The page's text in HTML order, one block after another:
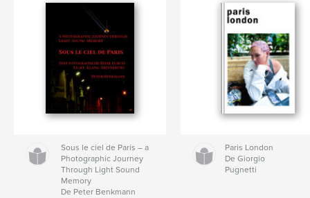
Sous le ciel de Paris – a
Photographic Journey
Through Light Sound
Memory
De Peter Benkmann
Paris London
De Giorgio
Pugnetti